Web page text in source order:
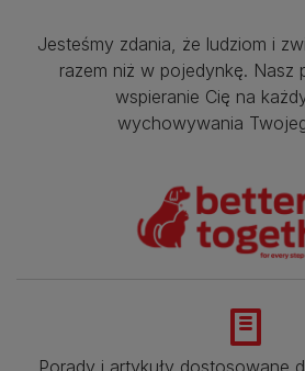
Jesteśmy zdania, że ludziom i
razem niż w pojedynkę. Nasz
wspieranie Cię na
wychowywania
Porady i artykuły dostosowane